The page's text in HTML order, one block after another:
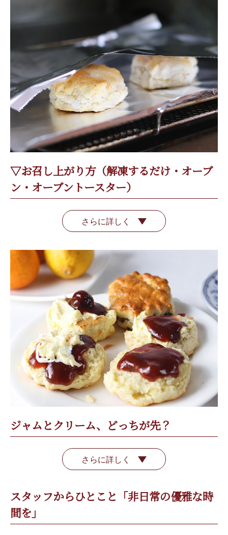
▽お召し上がり方（解凍するだけ・オーブ
ン・オーブントースター）
さらに詳しく
ジャムとクリーム、どっちが先？
さらに詳しく
スタッフからひとこと「非日常の優雅な時
間を」